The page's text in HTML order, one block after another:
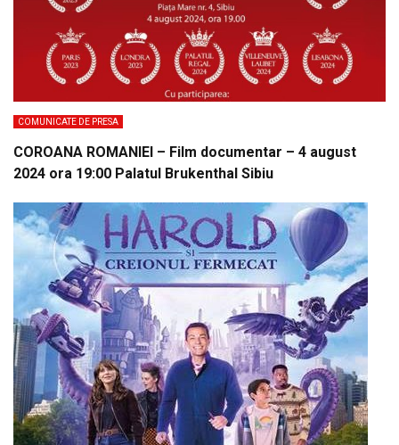
COMUNICATE DE PRESA
COROANA ROMANIEI – Film documentar – 4 august
2024 ora 19:00 Palatul Brukenthal Sibiu